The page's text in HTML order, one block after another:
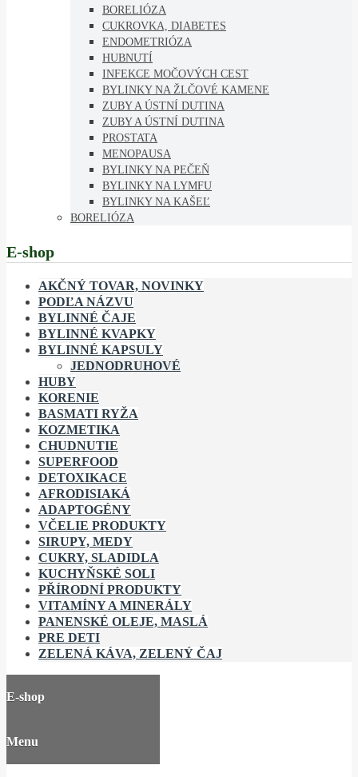
BORELIÓZA
CUKROVKA, DIABETES
ENDOMETRIÓZA
HUBNUTÍ
INFEKCE MOČOVÝCH CEST
BYLINKY NA ŽLČOVÉ KAMENE
ZUBY A ÚSTNÍ DUTINA
ZUBY A ÚSTNÍ DUTINA
PROSTATA
MENOPAUSA
BYLINKY NA PEČEŇ
BYLINKY NA LYMFU
BYLINKY NA KAŠEĽ
BORELIÓZA
E-shop
AKČNÝ TOVAR, NOVINKY
PODĽA NÁZVU
BYLINNÉ ČAJE
BYLINNÉ KVAPKY
BYLINNÉ KAPSULY
JEDNODRUHOVÉ
HUBY
KORENIE
BASMATI RYŽA
KOZMETIKA
CHUDNUTIE
SUPERFOOD
DETOXIKACE
AFRODISIAKÁ
ADAPTOGÉNY
VČELIE PRODUKTY
SIRUPY, MEDY
CUKRY, SLADIDLA
KUCHYŇSKÉ SOLI
PŘÍRODNÍ PRODUKTY
VITAMÍNY A MINERÁLY
PANENSKÉ OLEJE, MASLÁ
PRE DETI
ZELENÁ KÁVA, ZELENÝ ČAJ
E-shop
Menu